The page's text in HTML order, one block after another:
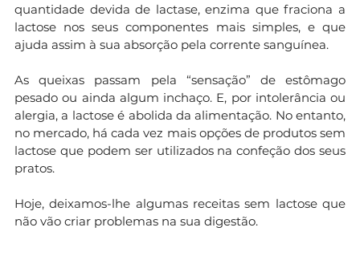
quantidade devida de lactase, enzima que fraciona a
lactose nos seus componentes mais simples, e que
ajuda assim à sua absorção pela corrente sanguínea.
As queixas passam pela “sensação” de estômago
pesado ou ainda algum inchaço. E, por intolerância ou
alergia, a lactose é abolida da alimentação. No entanto,
no mercado, há cada vez mais opções de produtos sem
lactose que podem ser utilizados na confeção dos seus
pratos.
Hoje, deixamos-lhe algumas receitas sem lactose que
não vão criar problemas na sua digestão.